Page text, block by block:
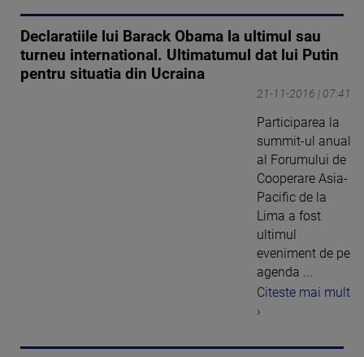
Declaratiile lui Barack Obama la ultimul sau
turneu international. Ultimatumul dat lui Putin
pentru situatia din Ucraina
21-11-2016 | 07:41
Participarea la
summit-ul anual
al Forumului de
Cooperare Asia-
Pacific de la
Lima a fost
ultimul
eveniment de pe
agenda ...
Citeste mai mult
›